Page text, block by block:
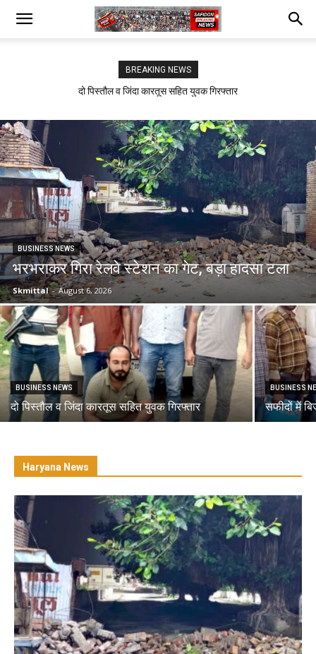
BREAKING NEWS
सफीदों में बिजली कर्मचारियों का जोरदार प्रदर्शन
BUSINESS NEWS
भरभराकर गिरा रेलवे स्टेशन का गेट, बड़ा हादसा टला
Skmittal - August 6, 2026
BUSINESS NEWS
दो पिस्तौल व जिंदा कारतूस सहित युवक गिरफ्तार
BUSINESS
सफीदों में
Haryana News